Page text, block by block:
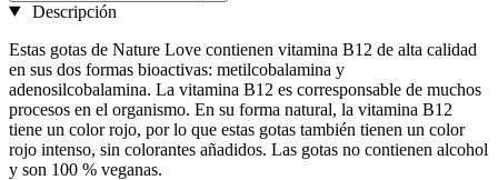
Descripción
Estas gotas de Nature Love contienen vitamina B12 de alta calidad
en sus dos formas bioactivas: metilcobalamina y
adenosilcobalamina. La vitamina B12 es corresponsable de muchos
procesos en el organismo. En su forma natural, la vitamina B12
tiene un color rojo, por lo que estas gotas también tienen un color
rojo intenso, sin colorantes añadidos. Las gotas no contienen alcohol
y son 100 % veganas.